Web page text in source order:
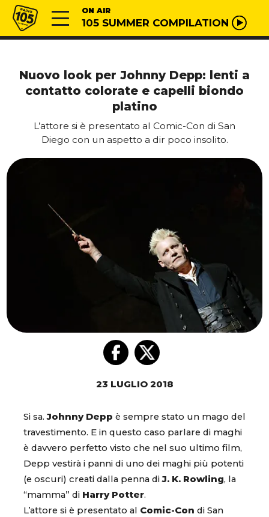
Vai al contenuto
Radio 105 ON AIR
105 SUMMER COMPILATION
Nuovo look per Johnny Depp: lenti a
contatto colorate e capelli biondo
platino
L’attore si è presentato al Comic-Con di San
Diego con un aspetto a dir poco insolito.
23 LUGLIO 2018
Si sa.Johnny Depp è sempre stato un mago del
travestimento. E in questo caso parlare di maghi
è davvero perfetto visto che nel suo ultimo film,
Depp vestirà i panni di uno dei maghi più potenti
(e oscuri) creati dalla penna diJ. K. Rowling, la
“mamma” di Harry Potter.
L’attore si è presentato al Comic-Con di San